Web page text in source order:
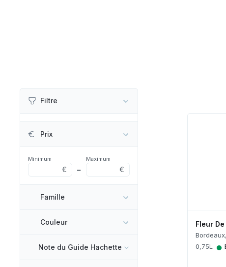
Filtre
Prix
Minimum
€ –
Maximum
€
Famille
Couleur
Note du Guide Hachette
Fleur
0,75L
•